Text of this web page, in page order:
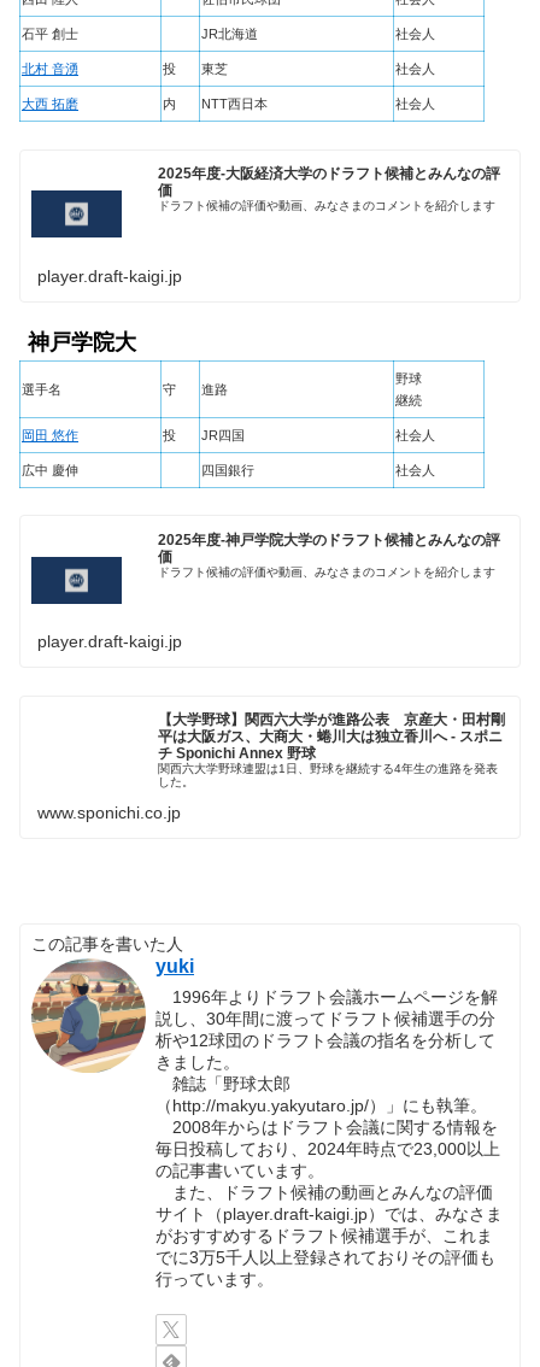
石平 創士 JR北海道 社会人
北村 音湧 投 東芝 社会人
大西 拓磨 内 NTT西日本 社会人
2025年度-大阪経済大学のドラフト候補とみんなの評
価
ドラフト候補の評価や動画、みなさまのコメントを紹介します
player.draft-kaigi.jp
神戸学院大
選手名 守 進路
野球
継続
岡田 悠作 投 JR四国 社会人
広中 慶伸 四国銀行 社会人
2025年度-神戸学院大学のドラフト候補とみんなの評
価
ドラフト候補の評価や動画、みなさまのコメントを紹介します
player.draft-kaigi.jp
【大学野球】関西六大学が進路公表 京産大・田村剛
平は大阪ガス、大商大・蜷川大は独立香川へ - スポニ
チ Sponichi Annex 野球
関西六大学野球連盟は1日、野球を継続する4年生の進路を発表
した。
www.sponichi.co.jp
この記事を書いた人
yuki
1996年よりドラフト会議ホームページを解
説し、30年間に渡ってドラフト候補選手の分
析や12球団のドラフト会議の指名を分析して
きました。
雑誌「野球太郎
（http://makyu.yakyutaro.jp/）」にも執筆。
2008年からはドラフト会議に関する情報を
毎日投稿しており、2024年時点で23,000以上
の記事書いています。
また、ドラフト候補の動画とみんなの評価
サイト（player.draft-kaigi.jp）では、みなさま
がおすすめするドラフト候補選手が、これま
でに3万5千人以上登録されておりその評価も
行っています。